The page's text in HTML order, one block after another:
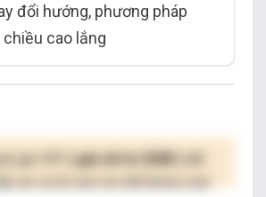
đổi hướng, phương pháp
cao lắng
( giá chỉ từ 250K )